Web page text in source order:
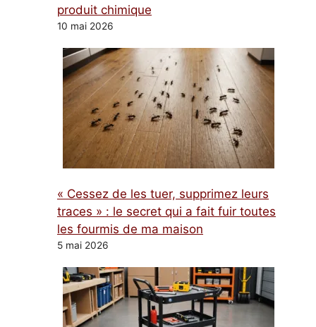
produit chimique
10 mai 2026
« Cessez de les tuer, supprimez leurs
traces » : le secret qui a fait fuir toutes
les fourmis de ma maison
5 mai 2026